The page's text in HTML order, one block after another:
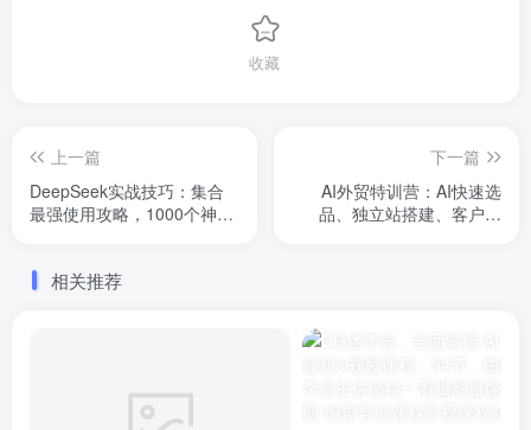
收藏
上一篇
DeepSeek实战技巧：集合
最强使用攻略，1000个神级
下一篇
AI外贸特训营：AI快速选
品、独立站搭建、客户获
相关推荐